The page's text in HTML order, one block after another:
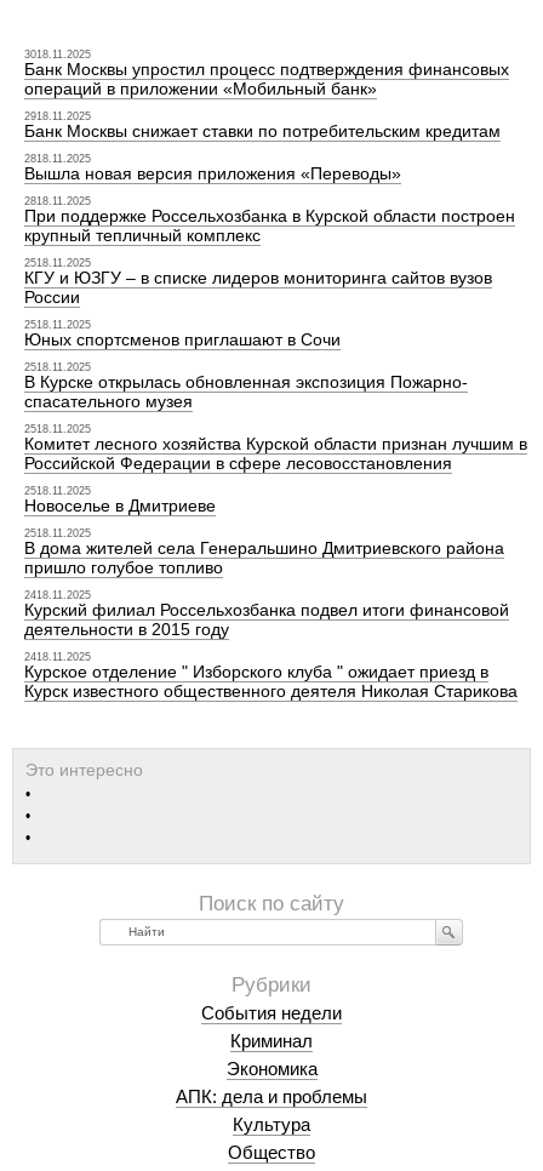
3018.11.2025
Банк Москвы упростил процесс подтверждения финансовых
операций в приложении «Мобильный банк»
2918.11.2025
Банк Москвы снижает ставки по потребительским кредитам
2818.11.2025
Вышла новая версия приложения «Переводы»
2818.11.2025
При поддержке Россельхозбанка в Курской области построен
крупный тепличный комплекс
2518.11.2025
КГУ и ЮЗГУ – в списке лидеров мониторинга сайтов вузов
России
2518.11.2025
Юных спортсменов приглашают в Сочи
2518.11.2025
В Курске открылась обновленная экспозиция Пожарно-
спасательного музея
2518.11.2025
Комитет лесного хозяйства Курской области признан лучшим в
Российской Федерации в сфере лесовосстановления
2518.11.2025
Новоселье в Дмитриеве
2518.11.2025
В дома жителей села Генеральшино Дмитриевского района
пришло голубое топливо
2418.11.2025
Курский филиал Россельхозбанка подвел итоги финансовой
деятельности в 2015 году
2418.11.2025
Курское отделение " Изборского клуба " ожидает приезд в
Курск известного общественного деятеля Николая Старикова
Найти
События недели
Криминал
Экономика
АПК: дела и проблемы
Культура
Общество